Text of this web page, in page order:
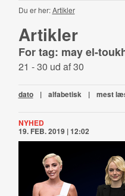
Du er her:Artikler
Artikler
For tag: may el-
21 - 30 ud af 30
dato | alfabetisk | mest
NYHED
19. FEB. 2019 | 12:02